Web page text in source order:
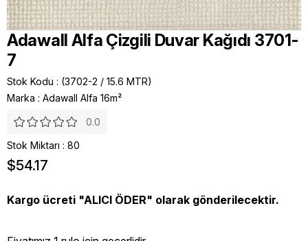
Adawall Alfa Çizgili Duvar Kağıdı 3701-
7
Stok Kodu
(3702-2 / 15.6 MTR)
Marka : Adawall Alfa 16m²
0.0
Stok Miktarı : 80
$54.17
Kargo ücreti "ALICI ÖDER" olarak gönderilecektir.